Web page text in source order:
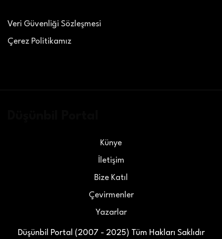
Veri Güvenliği Sözleşmesi
Çerez Politikamız
Düşünbil Portal (2007 - 2025) Tüm Hakları Saklıdır
Künye
İletişim
Bize Katıl
Çevirmenler
Yazarlar